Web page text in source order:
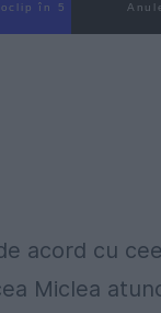
în 3
acord cu
Miclea